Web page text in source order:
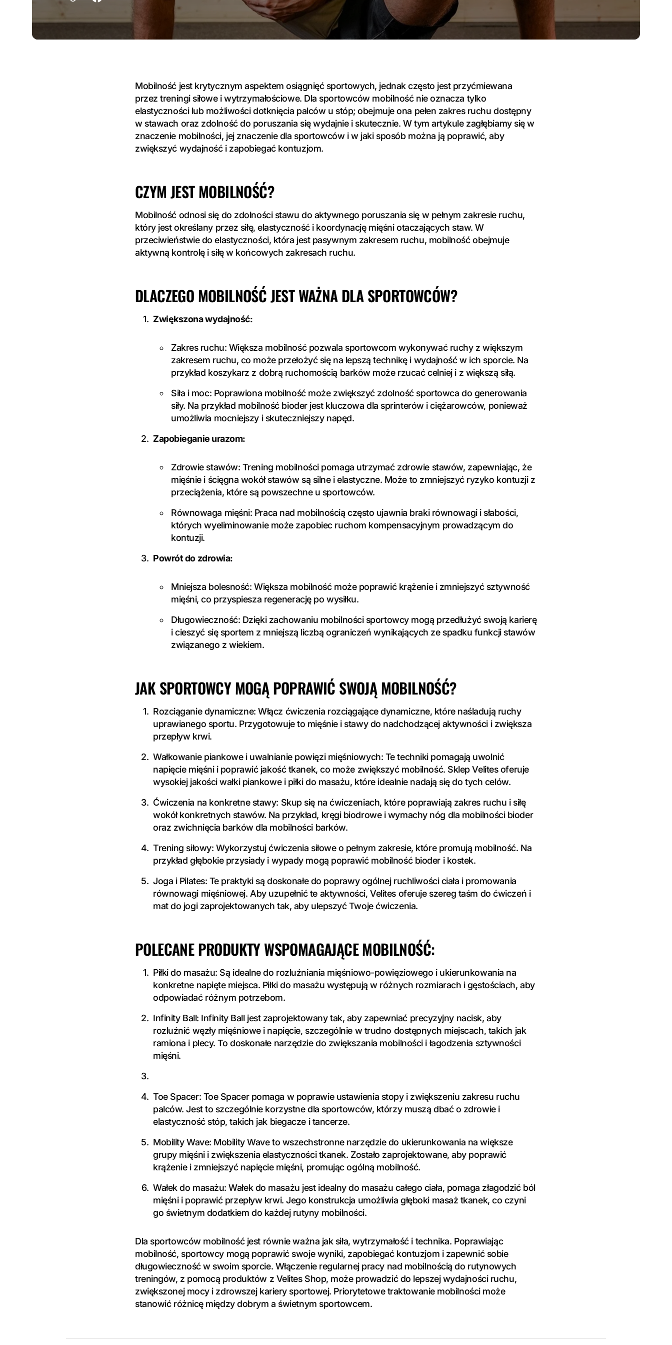
Mobilność jest krytycznym aspektem osiągnięć sportowych, jednak często jest przyćmiewana
przez treningi siłowe i wytrzymałościowe. Dla sportowców mobilność nie oznacza tylko
elastyczności lub możliwości dotknięcia palców u stóp; obejmuje ona pełen zakres ruchu dostępny
w stawach oraz zdolność do poruszania się wydajnie i skutecznie. W tym artykule zagłębiamy się w
znaczenie mobilności, jej znaczenie dla sportowców i w jaki sposób można ją poprawić, aby
zwiększyć wydajność i zapobiegać kontuzjom.
CZYM JEST MOBILNOŚĆ?
Mobilność odnosi się do zdolności stawu do aktywnego poruszania się w pełnym zakresie ruchu,
który jest określany przez siłę, elastyczność i koordynację mięśni otaczających staw. W
przeciwieństwie do elastyczności, która jest pasywnym zakresem ruchu, mobilność obejmuje
aktywną kontrolę i siłę w końcowych zakresach ruchu.
DLACZEGO MOBILNOŚĆ JEST WAŻNA DLA SPORTOWCÓW?
Zwiększona wydajność:
Zakres ruchu: Większa mobilność pozwala sportowcom wykonywać ruchy z większym
zakresem ruchu, co może przełożyć się na lepszą technikę i wydajność w ich sporcie. Na
przykład koszykarz z dobrą ruchomością barków może rzucać celniej i z większą siłą.
Siła i moc: Poprawiona mobilność może zwiększyć zdolność sportowca do generowania
siły. Na przykład mobilność bioder jest kluczowa dla sprinterów i ciężarowców, ponieważ
umożliwia mocniejszy i skuteczniejszy napęd.
Zapobieganie urazom:
Zdrowie stawów: Trening mobilności pomaga utrzymać zdrowie stawów, zapewniając, że
mięśnie i ścięgna wokół stawów są silne i elastyczne. Może to zmniejszyć ryzyko kontuzji z
przeciążenia, które są powszechne u sportowców.
Równowaga mięśni: Praca nad mobilnością często ujawnia braki równowagi i słabości,
których wyeliminowanie może zapobiec ruchom kompensacyjnym prowadzącym do
kontuzji.
Powrót do zdrowia:
Mniejsza bolesność: Większa mobilność może poprawić krążenie i zmniejszyć sztywność
mięśni, co przyspiesza regenerację po wysiłku.
Długowieczność: Dzięki zachowaniu mobilności sportowcy mogą przedłużyć swoją karierę
i cieszyć się sportem z mniejszą liczbą ograniczeń wynikających ze spadku funkcji stawów
związanego z wiekiem.
JAK SPORTOWCY MOGĄ POPRAWIĆ SWOJĄ MOBILNOŚĆ?
Rozciąganie dynamiczne: Włącz ćwiczenia rozciągające dynamiczne, które naśladują ruchy
uprawianego sportu. Przygotowuje to mięśnie i stawy do nadchodzącej aktywności i zwiększa
przepływ krwi.
Wałkowanie piankowe i uwalnianie powięzi mięśniowych: Te techniki pomagają uwolnić
napięcie mięśni i poprawić jakość tkanek, co może zwiększyć mobilność. Sklep Velites oferuje
wysokiej jakości wałki piankowe i piłki do masażu, które idealnie nadają się do tych celów.
Ćwiczenia na konkretne stawy: Skup się na ćwiczeniach, które poprawiają zakres ruchu i siłę
wokół konkretnych stawów. Na przykład, kręgi biodrowe i wymachy nóg dla mobilności bioder
oraz zwichnięcia barków dla mobilności barków.
Trening siłowy: Wykorzystuj ćwiczenia siłowe o pełnym zakresie, które promują mobilność. Na
przykład głębokie przysiady i wypady mogą poprawić mobilność bioder i kostek.
Joga i Pilates: Te praktyki są doskonałe do poprawy ogólnej ruchliwości ciała i promowania
równowagi mięśniowej. Aby uzupełnić te aktywności, Velites oferuje szereg taśm do ćwiczeń i
mat do jogi zaprojektowanych tak, aby ulepszyć Twoje ćwiczenia.
POLECANE PRODUKTY WSPOMAGAJĄCE MOBILNOŚĆ:
Piłki do masażu: Są idealne do rozluźniania mięśniowo-powięziowego i ukierunkowania na
konkretne napięte miejsca. Piłki do masażu występują w różnych rozmiarach i gęstościach, aby
odpowiadać różnym potrzebom.
Infinity Ball: Infinity Ball jest zaprojektowany tak, aby zapewniać precyzyjny nacisk, aby
rozluźnić węzły mięśniowe i napięcie, szczególnie w trudno dostępnych miejscach, takich jak
ramiona i plecy. To doskonałe narzędzie do zwiększania mobilności i łagodzenia sztywności
mięśni.
Toe Spacer: Toe Spacer pomaga w poprawie ustawienia stopy i zwiększeniu zakresu ruchu
palców. Jest to szczególnie korzystne dla sportowców, którzy muszą dbać o zdrowie i
elastyczność stóp, takich jak biegacze i tancerze.
Mobility Wave: Mobility Wave to wszechstronne narzędzie do ukierunkowania na większe
grupy mięśni i zwiększenia elastyczności tkanek. Zostało zaprojektowane, aby poprawić
krążenie i zmniejszyć napięcie mięśni, promując ogólną mobilność.
Wałek do masażu: Wałek do masażu jest idealny do masażu całego ciała, pomaga złagodzić ból
mięśni i poprawić przepływ krwi. Jego konstrukcja umożliwia głęboki masaż tkanek, co czyni
go świetnym dodatkiem do każdej rutyny mobilności.
Dla sportowców mobilność jest równie ważna jak siła, wytrzymałość i technika. Poprawiając
mobilność, sportowcy mogą poprawić swoje wyniki, zapobiegać kontuzjom i zapewnić sobie
długowieczność w swoim sporcie. Włączenie regularnej pracy nad mobilnością do rutynowych
treningów, z pomocą produktów z Velites Shop, może prowadzić do lepszej wydajności ruchu,
zwiększonej mocy i zdrowszej kariery sportowej. Priorytetowe traktowanie mobilności może
stanowić różnicę między dobrym a świetnym sportowcem.